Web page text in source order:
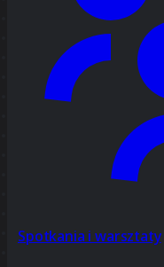
Spotkania i warsztaty